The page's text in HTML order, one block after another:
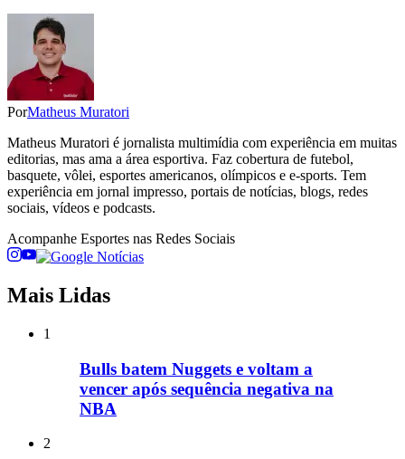
PorMatheus Muratori
Matheus Muratori é jornalista multimídia com experiência em muitas
editorias, mas ama a área esportiva. Faz cobertura de futebol,
basquete, vôlei, esportes americanos, olímpicos e e-sports. Tem
experiência em jornal impresso, portais de notícias, blogs, redes
sociais, vídeos e podcasts.
Acompanhe Esportes nas Redes Sociais
Mais Lidas
1
Bulls batem Nuggets e voltam a
vencer após sequência negativa na
NBA
2